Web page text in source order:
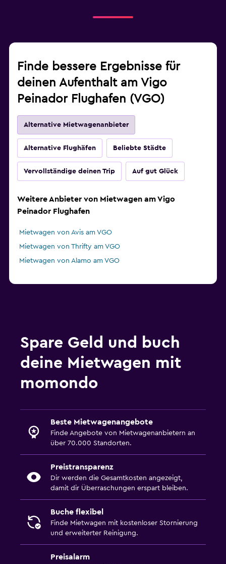
Finde bessere Ergebnisse für
deinen Aufenthalt am Vigo
Peinador Flughafen (VGO)
Alternative Mietwagenanbieter
Alternative Flughäfen Beliebte Städte
Vervollständige deinen Trip Auf gut Glück
Weitere Anbieter von Mietwagen am Vigo
Peinador Flughafen
Mietwagen von Avis am VGO
Mietwagen von Thrifty am VGO
Mietwagen von Alamo am VGO
Spare Geld und buch
deine Mietwagen mit
momondo
Beste Mietwagenangebote
Finde Angebote von Mietwagenanbietern an
über 70.000 Standorten.
Preistransparenz
Dir werden die Gesamtkosten angezeigt,
damit dir Überraschungen erspart bleiben.
Buche flexibel
Finde Mietwagen mit kostenloser Stornierung
und erweiterter Reinigung.
Preisalarm